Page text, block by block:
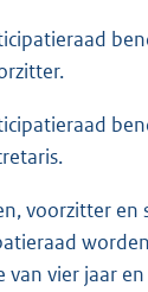
voorzitter en
van vier jaar